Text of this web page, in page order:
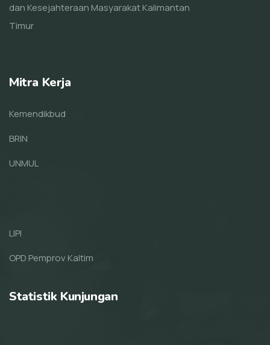
dan Kesejahteraan Masyarakat Kalimantan
Timur
Mitra Kerja
Kemendikbud
BRIN
UNMUL
LIPI
OPD Pemprov Kaltim
Statistik Kunjungan